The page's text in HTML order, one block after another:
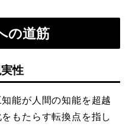
の道筋
性
能が人間の知能を超越
もたらす転換点を指し